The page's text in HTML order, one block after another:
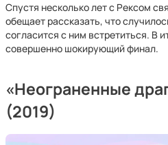
Спустя несколько лет с Рексом
обещает рассказать, что
согласится с ним встретиться. В
совершенно шокирующий финал.
«Неограненные
(2019)